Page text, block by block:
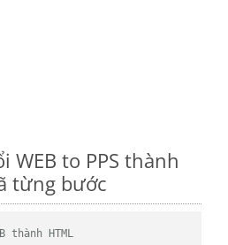
WEB to PPS thành
từng bước
thành HTML